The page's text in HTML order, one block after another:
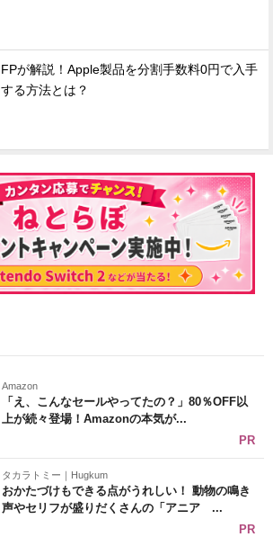
FPが解説！Apple製品を分割手数料0円で入手
する方法とは？
Amazon
「え、こんなセールやってたの？」80％OFF以
上が続々登場！Amazonの本気が...
PR
タカラトミー｜Hugkum
おかたづけもできる点がうれしい！ 動物の鳴き
声やセリフが盛りだくさんの「アニア ...
PR